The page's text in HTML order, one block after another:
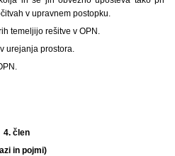
v upravnem postopku.
temeljijo rešitve v OPN.
urejanja prostora.
4. člen
in pojmi)